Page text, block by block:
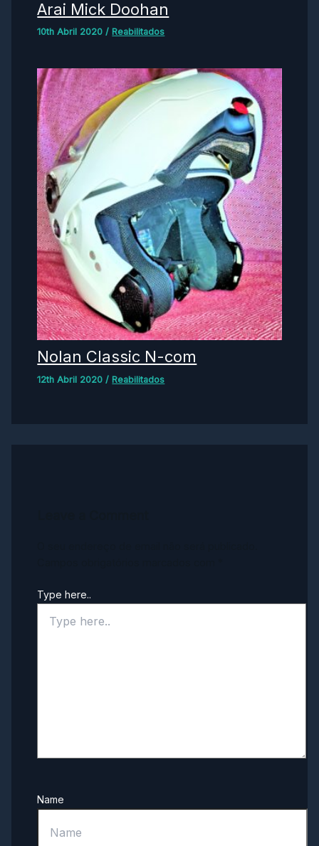
Arai Mick Doohan
10th Abril 2020/ Reabilitados
Nolan Classic N-com
12th Abril 2020 / Reabilitados
Type here..
Name